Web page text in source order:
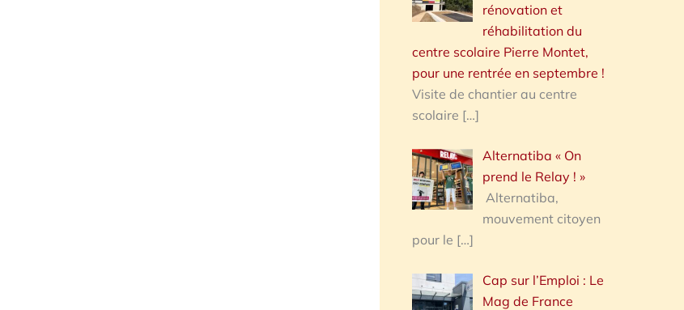
rénovation et
réhabilitation du
centre scolaire Pierre Montet,
pour une rentrée en septembre !
Visite de chantier au centre
scolaire […]
Alternatiba « On
prend le Relay ! »
Alternatiba,
mouvement citoyen
pour le […]
Cap sur l’Emploi : Le
Mag de France